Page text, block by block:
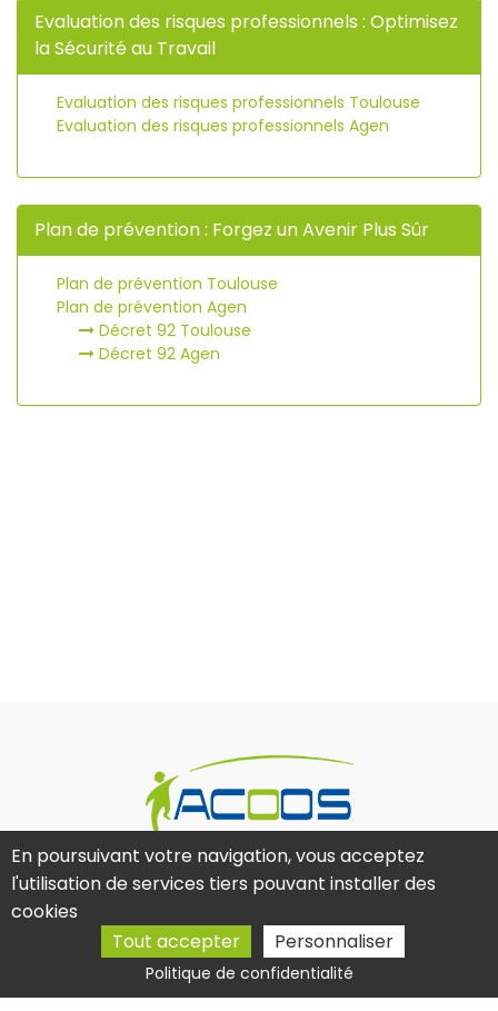
Evaluation des risques professionnels : Optimisez
la Sécurité au Travail
Evaluation des risques professionnels Toulouse
Evaluation des risques professionnels Agen
Plan de prévention : Forgez un Avenir Plus Sûr
Plan de prévention Toulouse
Plan de prévention Agen
Décret 92 Toulouse
Décret 92 Agen
18 Rue des Cosmonautes, 31400 Toulouse
contact@acoos.fr
En poursuivant votre navigation, vous acceptez
l'utilisation de services tiers pouvant installer des
cookies
Tout accepter
Personnaliser
Politique de confidentialité